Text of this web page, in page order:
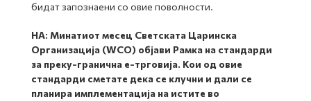
бидат запознаени со овие поволности.
НА: Минатиот месец Светската Царинска
Организација (WCO) објави Рамка на стандарди
за преку-гранична е-трговија. Кои од овие
стандарди сметате дека се клучни и дали се
планира имплементација на истите во